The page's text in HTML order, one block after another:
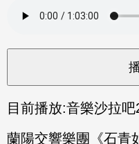
目前播放:音樂沙拉吧
蘭陽交響樂團《石青